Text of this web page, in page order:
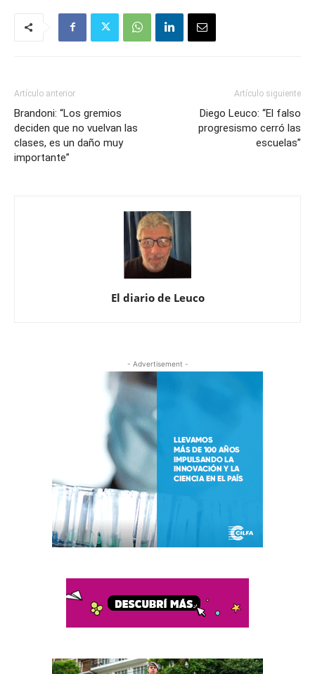
Artículo anterior
Brandoni: “Los gremios
deciden que no vuelvan las
clases, es un daño muy
importante”
Artículo siguiente
Diego Leuco: “El falso
progresismo cerró las
escuelas”
El diario de Leuco
- Advertisement -